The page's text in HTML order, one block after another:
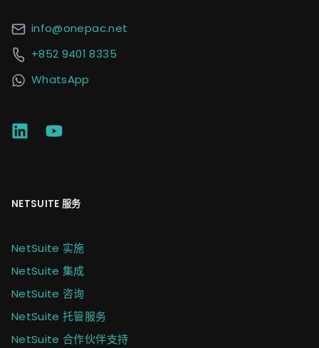
info@onepac.net
+852 9401 8335
WhatsApp
NETSUITE 服务
NetSuite 实施
NetSuite 集成
NetSuite 咨询
NetSuite 托管服务
NetSuite 合作伙伴支持